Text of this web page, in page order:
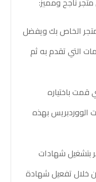
الخاص بك ويفضل
التي تقدم به ثم
قمت باختياره
الووردبريس بهذه
بتشغيل شهادات
خلال تفعيل شهادة